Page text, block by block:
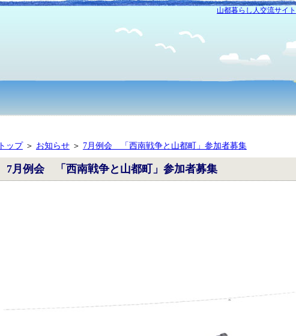
山都暮らし人交流サイト
トップ＞ お知らせ＞ 7月例会 「西南戦争と山都町」参加者募集
7月例会 「西南戦争と山都町」参加者募集